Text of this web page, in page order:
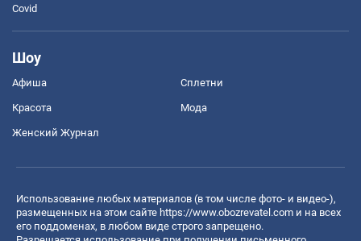
Covid
Шоу
Афиша Сплетни
Красота Мода
Женский Журнал
Использование любых материалов (в том числе фото- и видео-),
размещенных на этом сайте https://www.obozrevatel.com и на всех
его поддоменах, в любом виде строго запрещено.